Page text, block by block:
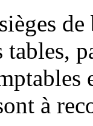
tables,
à